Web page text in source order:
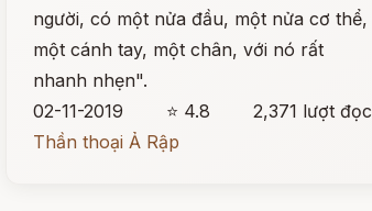
người, có một nửa đầu, một nửa cơ thể,
một cánh tay, một chân, với nó rất
nhanh nhẹn".
02-11-2019
⭐ 4.8
2,371 lượt đọc
Thần thoại Ả Rập